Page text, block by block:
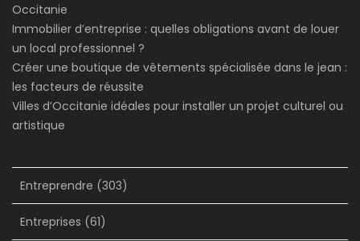
Occitanie
Immobilier d’entreprise : quelles obligations avant de louer
un local professionnel ?
Créer une boutique de vêtements spécialisée dans le jean :
les facteurs de réussite
Villes d’Occitanie idéales pour installer un projet culturel ou
artistique
Entreprendre (303)
Entreprises (61)